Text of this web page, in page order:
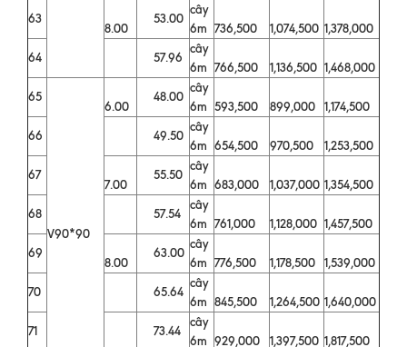
63
8.00
53.00
cây
6m 736,500 1,074,500 1,378,000
64
57.96
cây
6m 766,500 1,136,500 1,468,000
65
V90*90
6.00
48.00
cây
6m 593,500 899,000
1,174,500
66
49.50
cây
6m 654,500 970,500
1,253,500
67
7.00
55.50
cây
6m 683,000 1,037,000 1,354,500
68
57.54
cây
6m 761,000 1,128,000 1,457,500
69
8.00
63.00
cây
6m 776,500 1,178,500
1,539,000
70
65.64
cây
6m 845,500 1,264,500 1,640,000
71
73.44
cây
6m 929,000 1,397,500 1,817,500